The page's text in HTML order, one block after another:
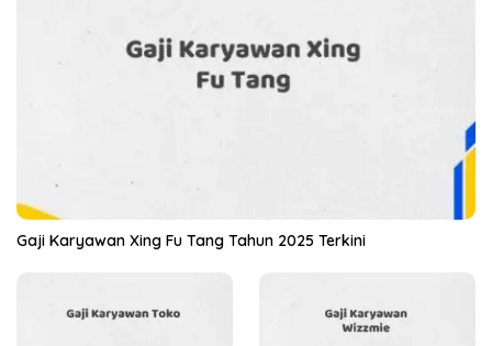
Gaji Karyawan Xing Fu Tang Tahun 2025 Terkini